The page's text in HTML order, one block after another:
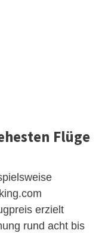
Flüge
erzielt
rund acht bis